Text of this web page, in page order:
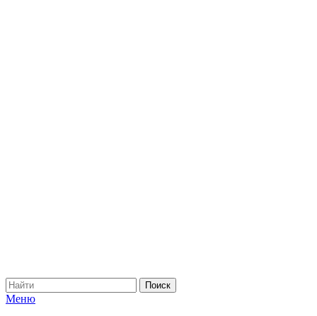
Меню